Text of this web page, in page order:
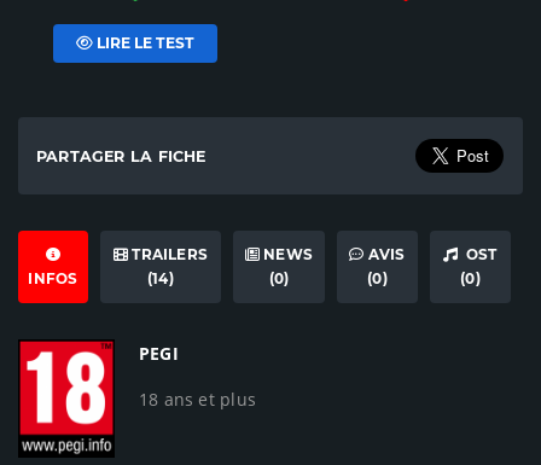
LIRE LE TEST
PARTAGER LA FICHE
INFOS
TRAILERS
(14)
NEWS
(0)
AVIS
(0)
OST
(0)
PEGI
18 ans et plus